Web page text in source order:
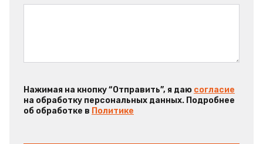
Нажимая на кнопку “Отправить”, я даю согласие
на обработку персональных данных. Подробнее
об обработке в Политике